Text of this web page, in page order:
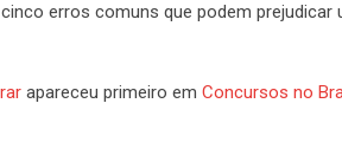
erros comuns que podem prejudicar
apareceu primeiro em Concursos no